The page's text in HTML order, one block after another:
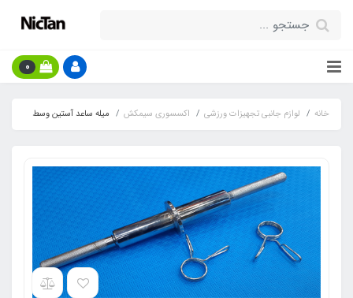
0
خانه لوازم جانبی تجهیزات ورزشی اکسسوری سیمکش میله ساعد آستین وسط